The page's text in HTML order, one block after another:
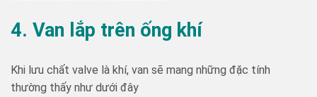
4. Van lắp trên ống khí
Khi lưu chất valve là khí, van sẽ mang những đặc tính
thường thấy như dưới đây